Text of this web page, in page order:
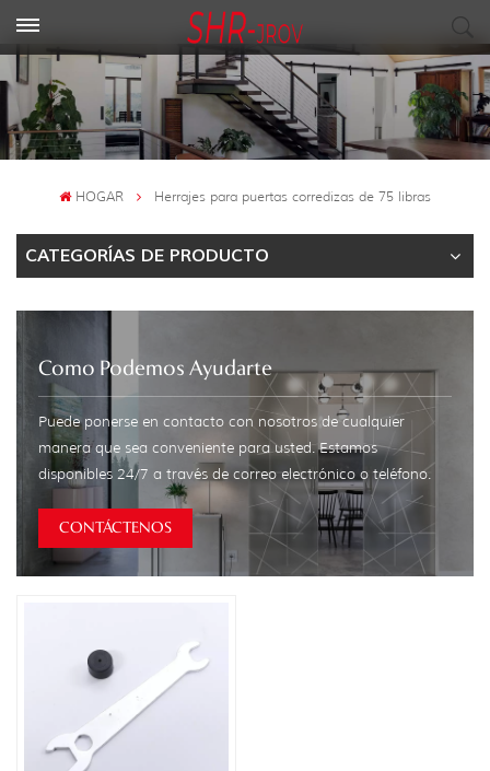
HOGAR Herrajes para puertas corredizas de 75 libras
CATEGORÍAS DE PRODUCTO
Como Podemos Ayudarte
Puede ponerse en contacto con nosotros de cualquier
manera que sea conveniente para usted. Estamos
disponibles 24/7 a través de correo electrónico o teléfono.
CONTÁCTENOS